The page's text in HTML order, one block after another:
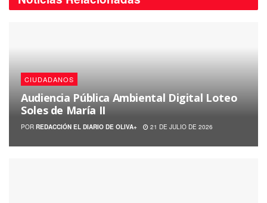
CIUDADANOS
Audiencia Pública Ambiental Digital Loteo
Soles de María II
POR REDACCIÓN EL DIARIO DE OLIVA+ 21 DE JULIO DE 2026